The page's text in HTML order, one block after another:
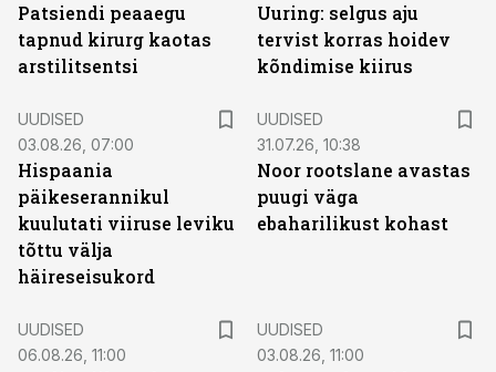
Patsiendi peaaegu
tapnud kirurg kaotas
arstilitsentsi
Uuring: selgus aju
tervist korras hoidev
kõndimise kiirus
UUDISED
03.08.26, 07:00
Hispaania
päikeserannikul
kuulutati viiruse leviku
tõttu välja
häireseisukord
UUDISED
31.07.26, 10:38
Noor rootslane avastas
puugi väga
ebaharilikust kohast
UUDISED
06.08.26, 11:00
UUDISED
03.08.26, 11:00